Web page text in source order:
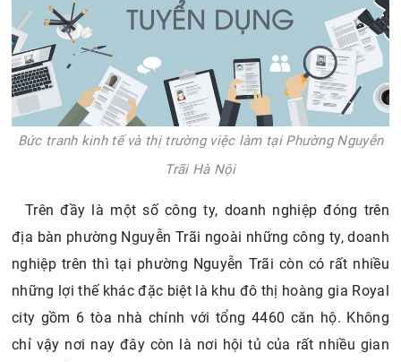
Bức tranh kinh tế và thị trường việc làm tại Phường Nguyễn
Trãi Hà Nội
Trên đầy là một số công ty, doanh nghiệp đóng trên
địa bàn phường Nguyễn Trãi ngoài những công ty, doanh
nghiệp trên thì tại phường Nguyễn Trãi còn có rất nhiều
những lợi thế khác đặc biệt là khu đô thị hoàng gia Royal
city gồm 6 tòa nhà chính với tổng 4460 căn hộ. Không
chỉ vậy nơi nay đây còn là nơi hội tủ của rất nhiều gian